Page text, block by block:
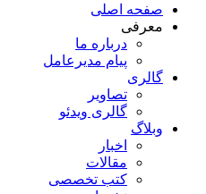
صفحه اصلی
معرفی
درباره ما
پیام مدیرعامل
گالری
تصاویر
گالری ویدئو
وبلاگ
اخبار
مقالات
کتب تخصصی